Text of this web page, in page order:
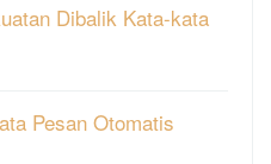
Dibalik Kata-kata
Pesan Otomatis